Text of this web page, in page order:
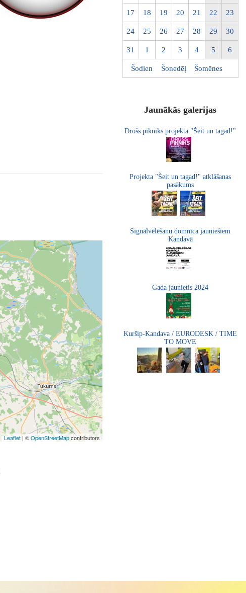
Leaflet| ©OpenStreetMapcontributors
17 18 19 20 21 22 23
24 25 26 27 28 29 30
31 1 2 3 4 5 6
Šodien Šonedēļ Šomēnes
Jaunākās galerijas
Drošs pikniks projektā "Šeit un tagad!"
Projekta "Šeit un tagad!" atklāšanas
pasākums
Signālvēlēšanu domnīca jauniešiem
Kandavā
Gada jaunietis 2024
Kuršip-Kandava / EURODESK / TIME
TO MOVE